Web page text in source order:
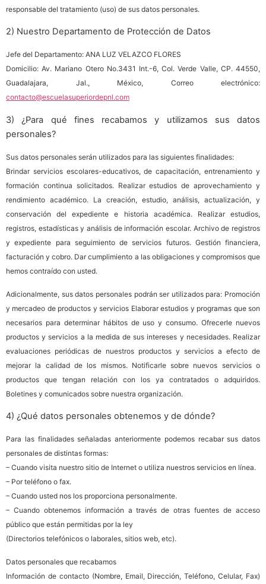
responsable del tratamiento (uso) de sus datos personales.
2) Nuestro Departamento de Protección de Datos
Jefe del Departamento: ANA LUZ VELAZCO FLORES
Domicilio: Av. Mariano Otero No.3431 Int.-6, Col. Verde Valle, CP. 44550,
Guadalajara, Jal., México, Correo electrónico:
contacto@escuelasuperiordepnl.com
3) ¿Para qué fines recabamos y utilizamos sus datos
personales?
Sus datos personales serán utilizados para las siguientes finalidades:
Brindar servicios escolares-educativos, de capacitación, entrenamiento y
formación continua solicitados. Realizar estudios de aprovechamiento y
rendimiento académico. La creación, estudio, análisis, actualización, y
conservación del expediente e historia académica. Realizar estudios,
registros, estadísticas y análisis de información escolar. Archivo de registros
y expediente para seguimiento de servicios futuros. Gestión financiera,
facturación y cobro. Dar cumplimiento a las obligaciones y compromisos que
hemos contraído con usted.
Adicionalmente, sus datos personales podrán ser utilizados para: Promoción
y mercadeo de productos y servicios Elaborar estudios y programas que son
necesarios para determinar hábitos de uso y consumo. Ofrecerle nuevos
productos y servicios a la medida de sus intereses y necesidades. Realizar
evaluaciones periódicas de nuestros productos y servicios a efecto de
mejorar la calidad de los mismos. Notificarle sobre nuevos servicios o
productos que tengan relación con los ya contratados o adquiridos.
Boletines y comunicados sobre nuestra organización.
4) ¿Qué datos personales obtenemos y de dónde?
Para las finalidades señaladas anteriormente podemos recabar sus datos
personales de distintas formas:
– Cuando visita nuestro sitio de Internet o utiliza nuestros servicios en línea.
– Por teléfono o fax.
– Cuando usted nos los proporciona personalmente.
– Cuando obtenemos información a través de otras fuentes de acceso
público que están permitidas por la ley
(Directorios telefónicos o laborales, sitios web, etc).
Datos personales que recabamos
Información de contacto (Nombre, Email, Dirección, Teléfono, Celular, Fax)